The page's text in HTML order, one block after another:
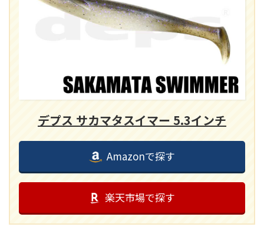
デプス サカマタスイマー 5.3インチ
Amazonで探す
楽天市場で探す